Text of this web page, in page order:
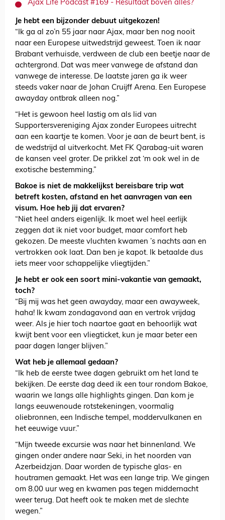
Ajax Life Podcast #169 - Resultaat boven alles?
Je hebt een bijzonder debuut uitgekozen!
“Ik ga al zo’n 55 jaar naar Ajax, maar ben nog nooit
naar een Europese uitwedstrijd geweest. Toen ik naar
Brabant verhuisde, verdween de club een beetje naar de
achtergrond. Dat was meer vanwege de afstand dan
vanwege de interesse. De laatste jaren ga ik weer
steeds vaker naar de Johan Cruijff Arena. Een Europese
awayday ontbrak alleen nog.”
“Het is gewoon heel lastig om als lid van
Supportersvereniging Ajax zonder Europees uitrecht
aan een kaartje te komen. Voor je aan de beurt bent, is
de wedstrijd al uitverkocht. Met FK Qarabag-uit waren
de kansen veel groter. De prikkel zat ‘m ook wel in de
exotische bestemming.”
Bakoe is niet de makkelijkst bereisbare trip wat
betreft kosten, afstand en het aanvragen van een
visum. Hoe heb jij dat ervaren?
“Niet heel anders eigenlijk. Ik moet wel heel eerlijk
zeggen dat ik niet voor budget, maar comfort heb
gekozen. De meeste vluchten kwamen ’s nachts aan en
vertrokken ook laat. Dan ben je kapot. Ik betaalde dus
iets meer voor schappelijke vliegtijden.”
Je hebt er ook een soort mini-vakantie van gemaakt,
toch?
“Bij mij was het geen awayday, maar een awayweek,
haha! Ik kwam zondagavond aan en vertrok vrijdag
weer. Als je hier toch naartoe gaat en behoorlijk wat
kwijt bent voor een vliegticket, kun je maar beter een
paar dagen langer blijven.”
Wat heb je allemaal gedaan?
“Ik heb de eerste twee dagen gebruikt om het land te
bekijken. De eerste dag deed ik een tour rondom Bakoe,
waarin we langs alle highlights gingen. Dan kom je
langs eeuwenoude rotstekeningen, voormalig
oliebronnen, een Indische tempel, moddervulkanen en
het eeuwige vuur.”
“Mijn tweede excursie was naar het binnenland. We
gingen onder andere naar Seki, in het noorden van
Azerbeidzjan. Daar worden de typische glas- en
houtramen gemaakt. Het was een lange trip. We gingen
om 8.00 uur weg en kwamen pas tegen middernacht
weer terug. Dat heeft ook te maken met de slechte
wegen.”